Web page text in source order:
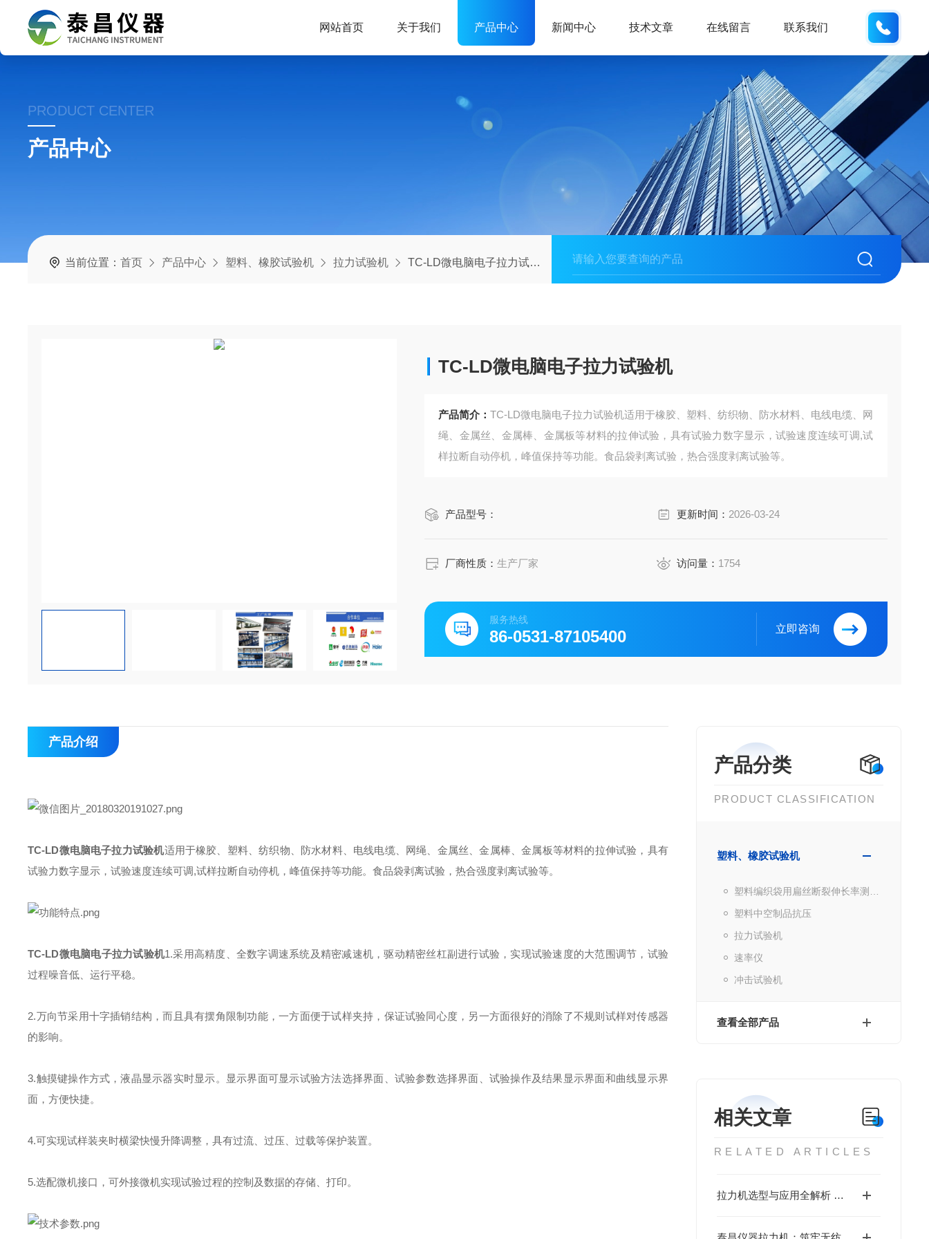
网站首页 关于我们 产品中心 新闻中心 技术文章 在线留言 联系我们
PRODUCT CENTER
产品中心
当前位置：首页 产品中心 塑料、橡胶试验机 拉力试验机 TC-LD微电脑电子拉力试验机
TC-LD微电脑电子拉力试验机
产品简介：TC-LD微电脑电子拉力试验机适用于橡胶、塑料、纺织物、防水材料、电线电缆、网
绳、金属丝、金属棒、金属板等材料的拉伸试验，具有试验力数字显示，试验速度连续可调,试
样拉断自动停机，峰值保持等功能。食品袋剥离试验，热合强度剥离试验等。
产品型号： 更新时间： 2026-03-24
厂商性质：生产厂家 访问量： 1754
服务热线
86-0531-87105400 立即咨询
产品分类
PRODUCT CLASSIFICATION
塑料、橡胶试验机
塑料中空制品抗压
拉力试验机
速率仪
冲击试验机
查看全部产品
相关文章
RELATED ARTICLES
拉力机选型与应用全解析 适配多行业质量管控核心需求
产品介绍
TC-LD微电脑电子拉力试验机适用于橡胶、塑料、纺织物、防水材料、电线电缆、网绳、金属丝、金属棒、金属板等材料的拉伸试验，具有
试验力数字显示，试验速度连续可调,试样拉断自动停机，峰值保持等功能。食品袋剥离试验，热合强度剥离试验等。
TC-LD微电脑电子拉力试验机1.采用高精度、全数字调速系统及精密减速机，驱动精密丝杠副进行试验，实现试验速度的大范围调节，试验
过程噪音低、运行平稳。
2.万向节采用十字插销结构，而且具有摆角限制功能，一方面便于试样夹持，保证试验同心度，另一方面很好的消除了不规则试样对传感器
的影响。
3.触摸键操作方式，液晶显示器实时显示。显示界面可显示试验方法选择界面、试验参数选择界面、试验操作及结果显示界面和曲线显示界
面，方便快捷。
4.可实现试样装夹时横梁快慢升降调整，具有过流、过压、过载等保护装置。
5.选配微机接口，可外接微机实现试验过程的控制及数据的存储、打印。